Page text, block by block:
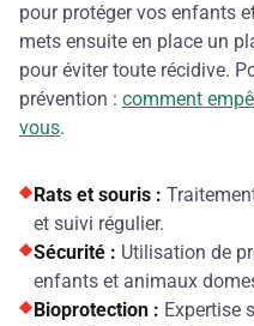
pour protéger vos enfants
mets ensuite en place un
pour éviter toute récidive.
prévention : comment
vous.
Rats et souris :
et suivi régulier.
Sécurité : Utilisation de
enfants et animaux
Bioprotection : Expertise